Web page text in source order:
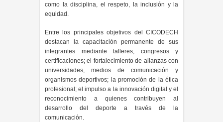
como la disciplina, el respeto, la inclusión y la
equidad.
Entre los principales objetivos del CICODECH
destacan la capacitación permanente de sus
integrantes mediante talleres, congresos y
certificaciones; el fortalecimiento de alianzas con
universidades, medios de comunicación y
organismos deportivos; la promoción de la ética
profesional; el impulso a la innovación digital y el
reconocimiento a quienes contribuyen al
desarrollo del deporte a través de la
comunicación.